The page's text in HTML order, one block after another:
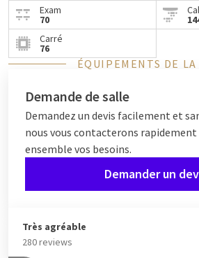
Exam
70
Carré
76
ÉQUIPEMENTS DE LA
Demande de salle
Demandez un devis facilement et
nous vous contacterons
ensemble vos besoins.
Demander un
Très agréable
280 reviews